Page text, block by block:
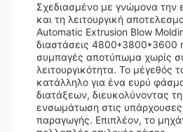
Σχεδιασμένο με γνώμονα την
και τη λειτουργική
Automatic Extrusion Blow
διαστάσεις 4800*3800*3600
συμπαγές αποτύπωμα χωρίς
λειτουργικότητα. Το μέγεθός
κατάλληλο για ένα ευρύ
διατάξεων, διευκολύνοντας
ενσωμάτωση στις
παραγωγής. Επιπλέον, το